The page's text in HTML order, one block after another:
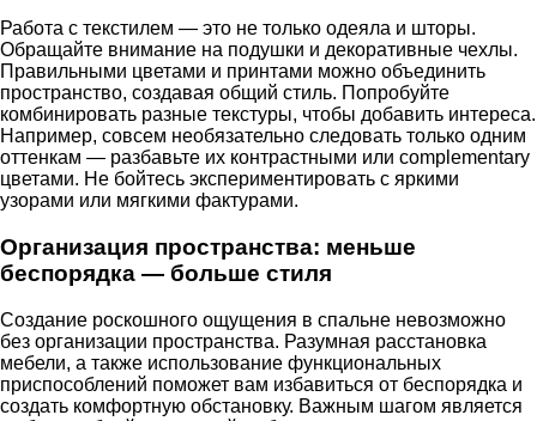
Работа с текстилем — это не только одеяла и шторы.
Обращайте внимание на подушки и декоративные чехлы.
Правильными цветами и принтами можно объединить
пространство, создавая общий стиль. Попробуйте
комбинировать разные текстуры, чтобы добавить интереса.
Например, совсем необязательно следовать только одним
оттенкам — разбавьте их контрастными или complementary
цветами. Не бойтесь экспериментировать с яркими
узорами или мягкими фактурами.
Организация пространства: меньше
беспорядка — больше стиля
Создание роскошного ощущения в спальне невозможно
без организации пространства. Разумная расстановка
мебели, а также использование функциональных
приспособлений поможет вам избавиться от беспорядка и
создать комфортную обстановку. Важным шагом является